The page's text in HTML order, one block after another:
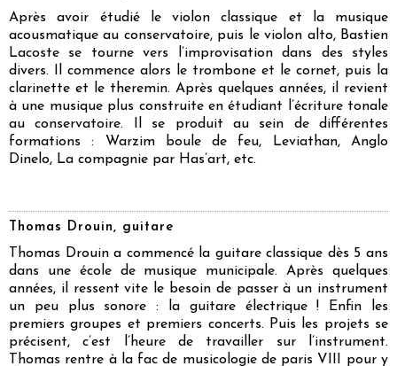
Après avoir étudié le violon classique et la musique
acousmatique au conservatoire, puis le violon alto, Bastien
Lacoste se tourne vers l’improvisation dans des styles
divers. Il commence alors le trombone et le cornet, puis la
clarinette et le theremin. Après quelques années, il revient
à une musique plus construite en étudiant l’écriture tonale
au conservatoire. Il se produit au sein de différentes
formations : Warzim boule de feu, Leviathan, Anglo
Dinelo, La compagnie par Has’art, etc.
Thomas Drouin, guitare
Thomas Drouin a commencé la guitare classique dès 5 ans
dans une école de musique municipale. Après quelques
années, il ressent vite le besoin de passer à un instrument
un peu plus sonore : la guitare électrique ! Enfin les
premiers groupes et premiers concerts. Puis les projets se
précisent, c’est l’heure de travailler sur l’instrument.
Thomas rentre à la fac de musicologie de paris VIII pour y